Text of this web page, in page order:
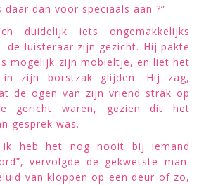
dan voor speciaals aan ?”
duidelijk iets ongemakkelijks
de luisteraar zijn gezicht. Hij pakte
mogelijk zijn mobieltje, en liet het
in zijn borstzak glijden. Hij zag,
de ogen van zijn vriend strak op
gericht waren, gezien dit het
gesprek was.
ik heb het nog nooit bij iemand
vervolgde de gekwetste man.
van kloppen op een deur of zo,